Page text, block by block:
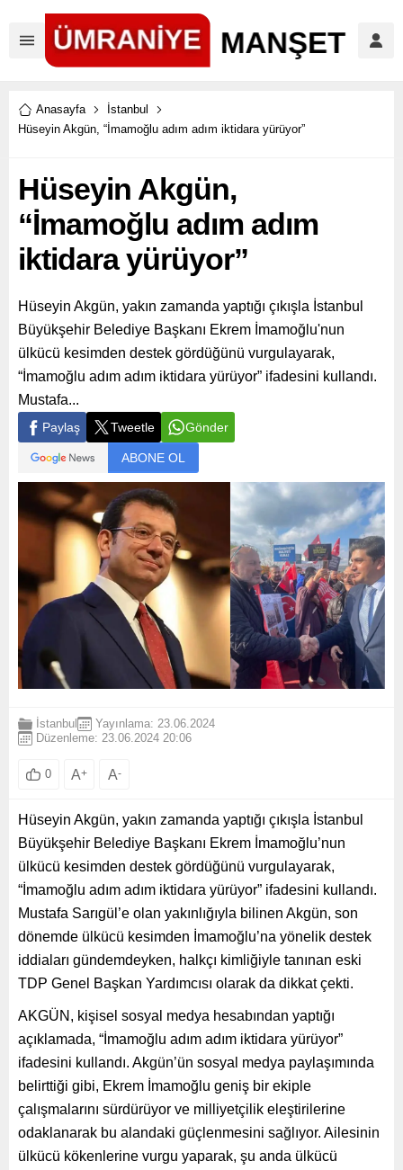
Anasayfa
İstanbul
Hüseyin Akgün, “İmamoğlu adım adım iktidara yürüyor”
Hüseyin Akgün,
“İmamoğlu adım adım
iktidara yürüyor”
Hüseyin Akgün, yakın zamanda yaptığı çıkışla İstanbul
Büyükşehir Belediye Başkanı Ekrem İmamoğlu'nun
ülkücü kesimden destek gördüğünü vurgulayarak,
“İmamoğlu adım adım iktidara yürüyor” ifadesini kullandı.
Mustafa...
Paylaş Tweetle Gönder
ABONE OL
İstanbul
Yayınlama: 23.06.2024
Düzenleme: 23.06.2024 20:06
0 A+ A-
Hüseyin Akgün, yakın zamanda yaptığı çıkışla İstanbul
Büyükşehir Belediye Başkanı Ekrem İmamoğlu’nun
ülkücü kesimden destek gördüğünü vurgulayarak,
“İmamoğlu adım adım iktidara yürüyor” ifadesini kullandı.
Mustafa Sarıgül’e olan yakınlığıyla bilinen Akgün, son
dönemde ülkücü kesimden İmamoğlu’na yönelik destek
iddiaları gündemdeyken, halkçı kimliğiyle tanınan eski
TDP Genel Başkan Yardımcısı olarak da dikkat çekti.
AKGÜN, kişisel sosyal medya hesabından yaptığı
açıklamada, “İmamoğlu adım adım iktidara yürüyor”
ifadesini kullandı. Akgün’ün sosyal medya paylaşımında
belirttiği gibi, Ekrem İmamoğlu geniş bir ekiple
çalışmalarını sürdürüyor ve milliyetçilik eleştirilerine
odaklanarak bu alandaki güçlenmesini sağlıyor. Ailesinin
ülkücü kökenlerine vurgu yaparak, şu anda ülkücü